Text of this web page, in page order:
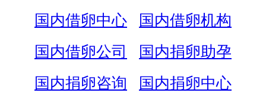
国内借卵中心
国内借卵机构
国内借卵公司
国内捐卵助孕
国内捐卵咨询
国内捐卵中心